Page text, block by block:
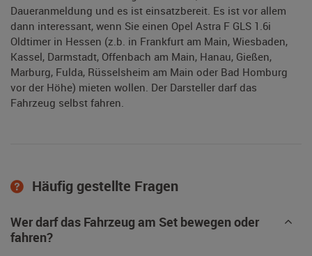
Daueranmeldung und es ist einsatzbereit. Es ist vor allem
dann interessant, wenn Sie einen Opel Astra F GLS 1.6i
Oldtimer in Hessen (z.b. in Frankfurt am Main, Wiesbaden,
Kassel, Darmstadt, Offenbach am Main, Hanau, Gießen,
Marburg, Fulda, Rüsselsheim am Main oder Bad Homburg
vor der Höhe) mieten wollen. Der Darsteller darf das
Fahrzeug selbst fahren.
Häufig gestellte Fragen
Wer darf das Fahrzeug am Set bewegen oder
fahren?